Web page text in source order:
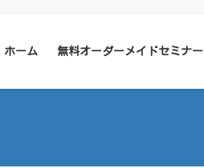
ホーム 無料オーダーメイドセミナー